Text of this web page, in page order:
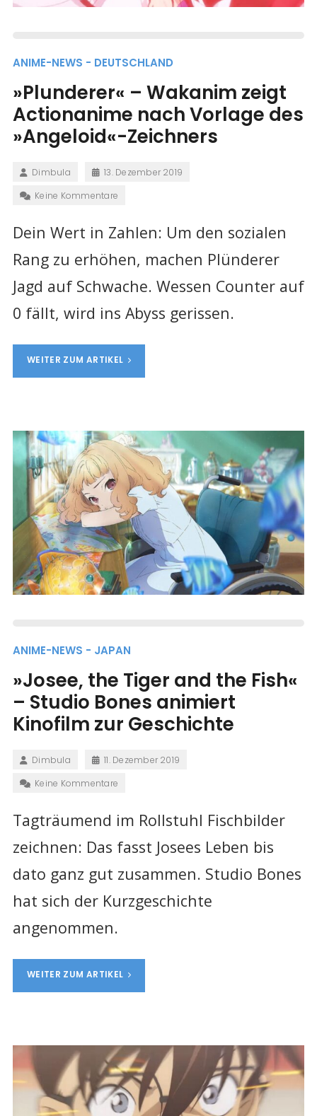
ANIME-NEWS - DEUTSCHLAND
»Plunderer« – Wakanim zeigt
Actionanime nach Vorlage des
»Angeloid«-Zeichners
Dimbula
13. Dezember 2019
Keine Kommentare
Dein Wert in Zahlen: Um den sozialen
Rang zu erhöhen, machen Plünderer
Jagd auf Schwache. Wessen Counter auf
0 fällt, wird ins Abyss gerissen.
WEITER ZUM ARTIKEL
ANIME-NEWS - JAPAN
»Josee, the Tiger and the Fish«
– Studio Bones animiert
Kinofilm zur Geschichte
Dimbula
11. Dezember 2019
Keine Kommentare
Tagträumend im Rollstuhl Fischbilder
zeichnen: Das fasst Josees Leben bis
dato ganz gut zusammen. Studio Bones
hat sich der Kurzgeschichte
angenommen.
WEITER ZUM ARTIKEL